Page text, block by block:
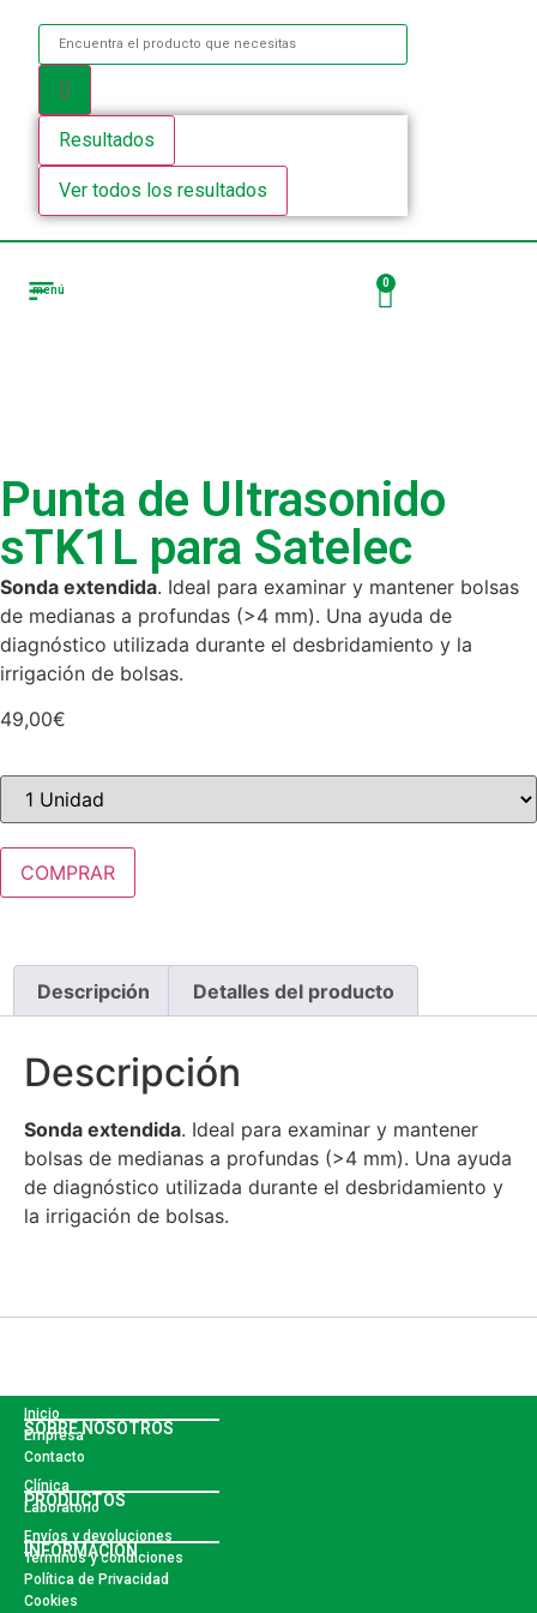
Resultados
Ver todos los resultados
menú 0
Punta de Ultrasonido
sTK1L para Satelec
Sonda extendida. Ideal para examinar y mantener bolsas
de medianas a profundas (>4 mm). Una ayuda de
diagnóstico utilizada durante el desbridamiento y la
irrigación de bolsas.
49,00€
COMPRAR
Descripción Detalles del producto
Descripción
Sonda extendida. Ideal para examinar y mantener
bolsas de medianas a profundas (>4 mm). Una ayuda
de diagnóstico utilizada durante el desbridamiento y
la irrigación de bolsas.
SOBRE NOSOTROS
Inicio
Empresa
Contacto
PRODUCTOS
Clínica
Laboratorio
INFORMACIÓN
Envíos y devoluciones
Términos y condiciones
Política de Privacidad
Cookies